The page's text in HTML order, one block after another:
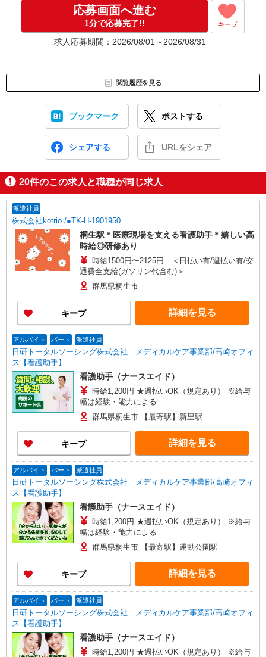
応募画面へ進む
1分で応募完了!! キープ
求人応募期間：2026/08/01～2026/08/31
閲覧履歴を見る
ブックマーク ポストする
シェアする URLをシェア
20件のこの求人と職種が同じ求人
派遣社員
株式会社kotrio /●TK-H-1901950
桐生駅＊医療現場を支える看護助手＊嬉しい高
時給◎研修あり
時給1500円〜2125円 ＜日払い有/週払い有/交
通費全支給(ガソリン代含む)＞
群馬県桐生市
キープ 詳細を見る
アルバイト パート 派遣社員
日研トータルソーシング株式会社 メディカルケア事業部/高崎オフィ
ス【看護助手】
看護助手（ナースエイド）
時給1,200円 ★週払いOK（規定あり） ※給与
幅は経験・能力による
群馬県桐生市 【最寄駅】新里駅
キープ 詳細を見る
アルバイト パート 派遣社員
日研トータルソーシング株式会社 メディカルケア事業部/高崎オフィ
ス【看護助手】
看護助手（ナースエイド）
時給1,200円 ★週払いOK（規定あり） ※給与
幅は経験・能力による
群馬県桐生市 【最寄駅】運動公園駅
キープ 詳細を見る
アルバイト パート 派遣社員
日研トータルソーシング株式会社 メディカルケア事業部/高崎オフィ
ス【看護助手】
看護助手（ナースエイド）
時給1,200円 ★週払いOK（規定あり） ※給与